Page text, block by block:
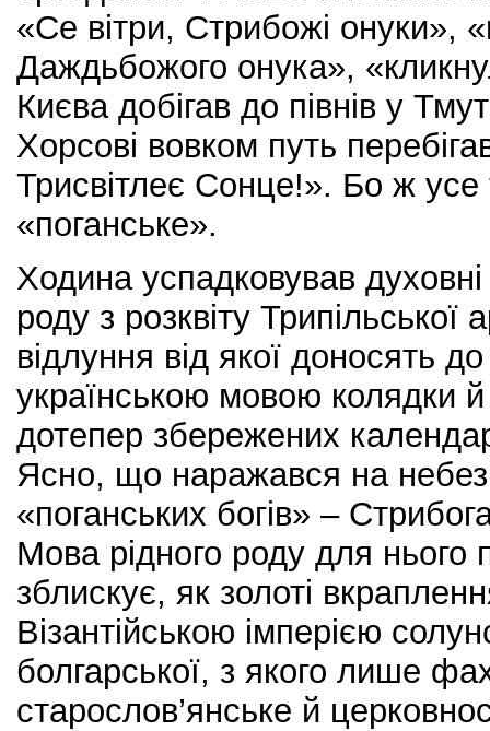
«Се вітри, Стрибожі онуки»,
Даждьбожого онука»,
Києва добігав до півнів у
Хорсові вовком путь
Трисвітлеє Сонце!». Бо ж
«поганське».
Ходина успадковував духовні
роду з розквіту Трипільської
відлуння від якої доносять
українською мовою колядки й
дотепер збережених
Ясно, що наражався на
«поганських богів» –
Мова рідного роду для
зблискує, як золоті
Візантійською імперією
болгарської, з якого лише
старослов’янське й